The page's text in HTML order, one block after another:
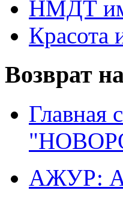
НМДТ
Красота
Возврат
Главная
АЖУР: